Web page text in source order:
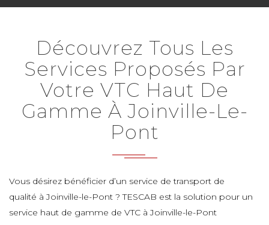
Découvrez Tous Les
Services Proposés Par
Votre VTC Haut De
Gamme À Joinville-Le-
Pont
Vous désirez bénéficier d’un service de transport de
qualité à Joinville-le-Pont ? TESCAB est la solution pour un
service haut de gamme de VTC à Joinville-le-Pont